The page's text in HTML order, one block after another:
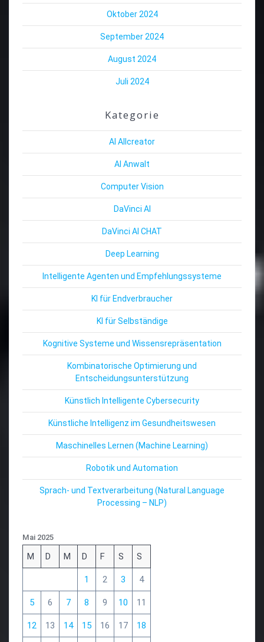
Oktober 2024
September 2024
August 2024
Juli 2024
Kategorie
AI Allcreator
AI Anwalt
Computer Vision
DaVinci AI
DaVinci AI CHAT
Deep Learning
Intelligente Agenten und Empfehlungssysteme
KI für Endverbraucher
KI für Selbständige
Kognitive Systeme und Wissensrepräsentation
Kombinatorische Optimierung und
Entscheidungsunterstützung
Künstlich Intelligente Cybersecurity
Künstliche Intelligenz im Gesundheitswesen
Maschinelles Lernen (Machine Learning)
Robotik und Automation
Sprach- und Textverarbeitung (Natural Language
Processing – NLP)
Mai 2025
M D M D F S S
1 2 3 4
5 6 7 8 9 10 11
12 13 14 15 16 17 18